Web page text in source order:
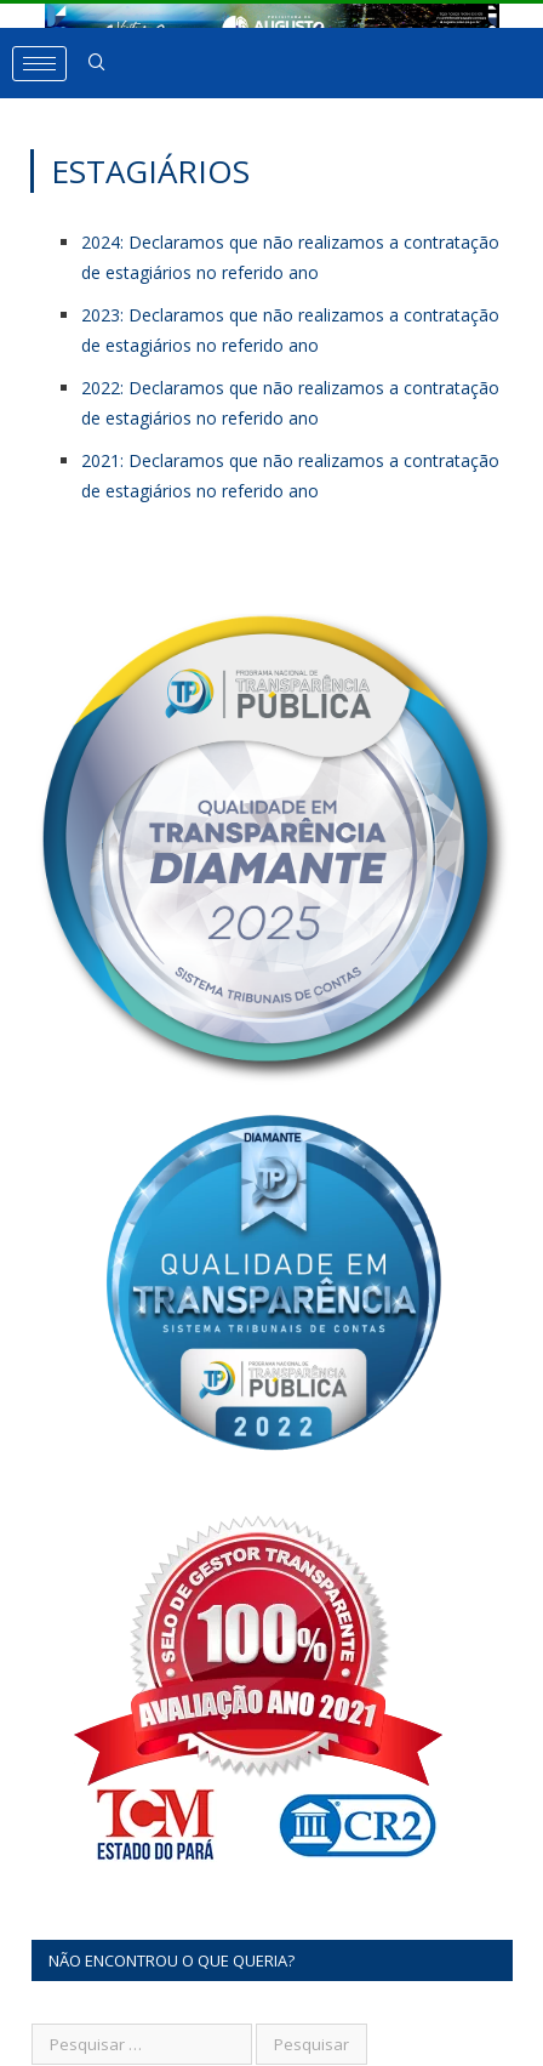
ESTAGIÁRIOS
2024: Declaramos que não realizamos a contratação
de estagiários no referido ano
2023: Declaramos que não realizamos a contratação
de estagiários no referido ano
2022: Declaramos que não realizamos a contratação
de estagiários no referido ano
2021: Declaramos que não realizamos a contratação
de estagiários no referido ano
NÃO ENCONTROU O QUE QUERIA?